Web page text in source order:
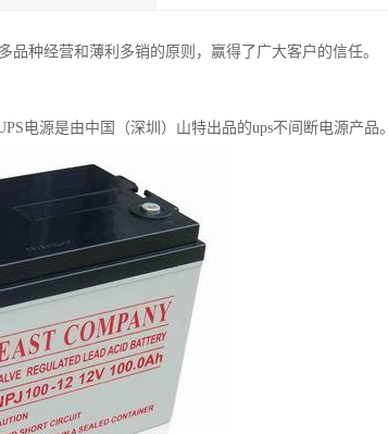
种经营和薄利多销的原则，赢得了广大客户的信任。
电源是由中国（深圳）山特出品的ups不间断电源产品。